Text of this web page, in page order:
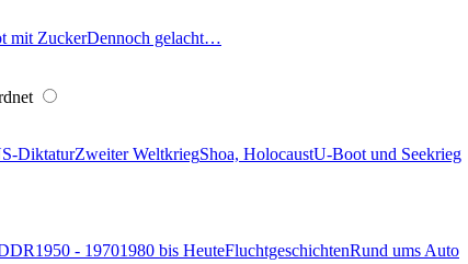
mit ZuckerDennoch gelacht…
DiktaturZweiter WeltkriegShoa, HolocaustU-Boot und Seekrieg
1950 - 19701980 bis HeuteFluchtgeschichtenRund ums Auto